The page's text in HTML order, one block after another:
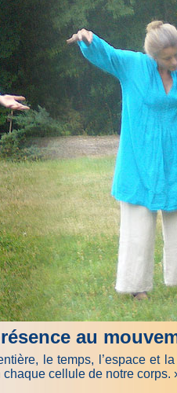
au
le temps, l’espace et
cellule de notre corps.